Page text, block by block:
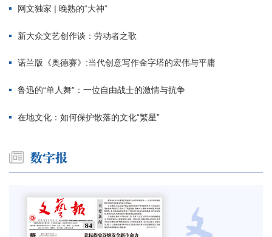
网文独家 | 晚熟的“大神”
新大众文艺创作谈：劳动者之歌
诺兰版《奥德赛》:当代创意写作金字塔的宏伟与平庸
鲁迅的“单人舞”：一位自由战士的激情与抗争
在地文化：如何保护散落的文化“繁星”